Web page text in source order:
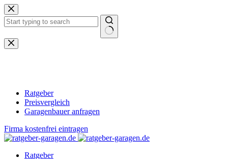
Zum
Inhalt
springen
Keine
Ergebnisse
Ratgeber
Preisvergleich
Garagenbauer anfragen
Firma kostenfrei eintragen
Ratgeber